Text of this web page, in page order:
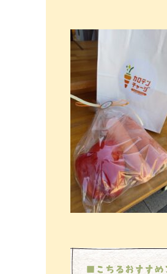
■こちるおすすめ
稿
ナ
ビ
ゲ
ー
シ
ョ
ン